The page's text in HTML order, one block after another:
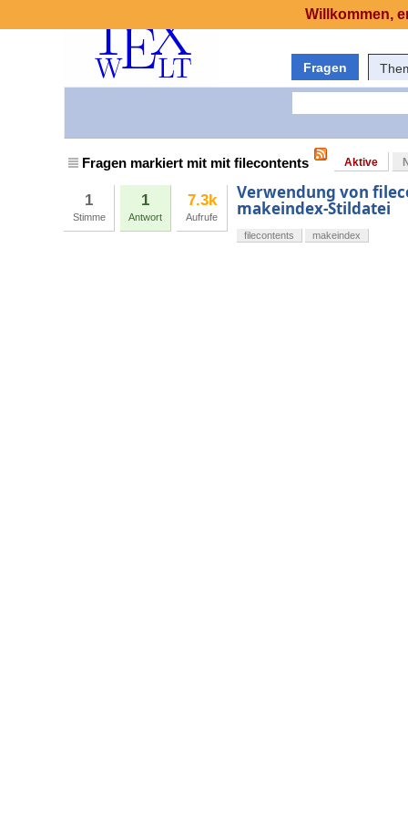
Fragen
Fragen markiert mit mit filecontents Aktive
1
Stimme
1
Antwort
7.3k
Aufrufe
Verwendung von
makeindex-Stildatei
filecontents makeindex
Willkommen,